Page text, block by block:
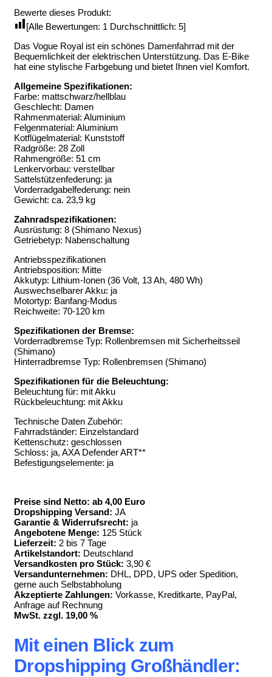
Bewerte dieses Produkt:
[Alle Bewertungen: 1 Durchschnittlich: 5]
Das Vogue Royal ist ein schönes Damenfahrrad mit der
Bequemlichkeit der elektrischen Unterstützung. Das E-Bike
hat eine stylische Farbgebung und bietet Ihnen viel Komfort.
Allgemeine Spezifikationen:
Farbe: mattschwarz/hellblau
Geschlecht: Damen
Rahmenmaterial: Aluminium
Felgenmaterial: Aluminium
Kotflügelmaterial: Kunststoff
Radgröße: 28 Zoll
Rahmengröße: 51 cm
Lenkervorbau: verstellbar
Sattelstützenfederung: ja
Vorderradgabelfederung: nein
Gewicht: ca. 23,9 kg
Zahnradspezifikationen:
Ausrüstung: 8 (Shimano Nexus)
Getriebetyp: Nabenschaltung
Antriebsspezifikationen
Antriebsposition: Mitte
Akkutyp: Lithium-Ionen (36 Volt, 13 Ah, 480 Wh)
Auswechselbarer Akku: ja
Motortyp: Banfang-Modus
Reichweite: 70-120 km
Spezifikationen der Bremse:
Vorderradbremse Typ: Rollenbremsen mit Sicherheitsseil
(Shimano)
Hinterradbremse Typ: Rollenbremsen (Shimano)
Spezifikationen für die Beleuchtung:
Beleuchtung für: mit Akku
Rückbeleuchtung: mit Akku
Technische Daten Zubehör:
Fahrradständer: Einzelstandard
Kettenschutz: geschlossen
Schloss: ja, AXA Defender ART**
Befestigungselemente: ja
Preise sind Netto: ab 4,00 Euro
Dropshipping Versand: JA
Garantie & Widerrufsrecht: ja
Angebotene Menge: 125 Stück
Lieferzeit: 2 bis 7 Tage
Artikelstandort: Deutschland
Versandkosten pro Stück: 3,90 €
Versandunternehmen: DHL, DPD, UPS oder Spedition,
gerne auch Selbstabholung
Akzeptierte Zahlungen: Vorkasse, Kreditkarte, PayPal,
Anfrage auf Rechnung
MwSt. zzgl. 19,00 %
Mit einen Blick zum
Dropshipping Großhändler: